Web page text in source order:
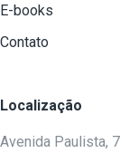
E-books
Contato
Localização
Avenida Paulista,